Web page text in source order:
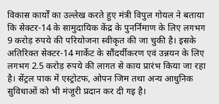
विकास कार्यों का उल्लेख करते हुए मंत्री विपुल गोयल ने बताया
कि सेक्टर-14 के सामुदायिक केंद्र के पुनर्निर्माण के लिए लगभग
9 करोड़ रुपये की परियोजना स्वीकृत की जा चुकी है। इसके
अतिरिक्त सेक्टर-14 मार्केट के सौंदर्यीकरण एवं उन्नयन के लिए
लगभग 2.5 करोड़ रुपये की लागत से कार्य प्रारंभ किया जा रहा
है। सेंट्रल पार्क में एस्ट्रोटर्फ, ओपन जिम तथा अन्य आधुनिक
सुविधाओं को भी मंजूरी प्रदान कर दी गई है।